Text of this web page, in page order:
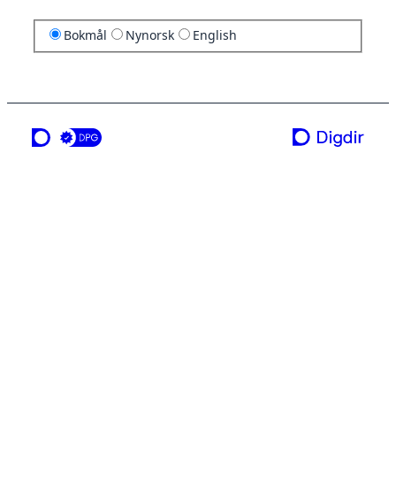
Bokmål Nynorsk English